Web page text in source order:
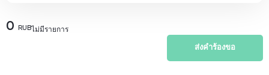
0 RUB ไม่มีรายการ
ส่งคำร้องขอ